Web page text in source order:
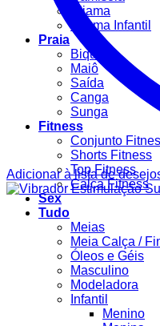
Pijama
Pijama Infantil
Praia
Biquíni
Maiô
Saída
Canga
Sunga
Fitness
Conjunto
Shorts Fitness
Top Fitness
Calça Fitness
Sex
Tudo
Meias
Meia Calça /
Óleos e Géis
Masculino
Modeladora
Infantil
Menino
Adicionar à lista de